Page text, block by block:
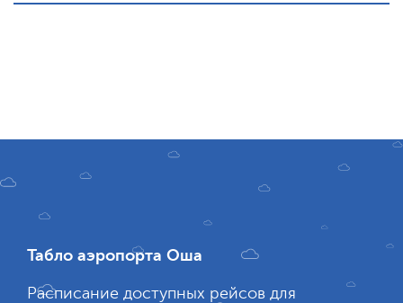
Табло аэропорта Оша
Расписание доступных рейсов для